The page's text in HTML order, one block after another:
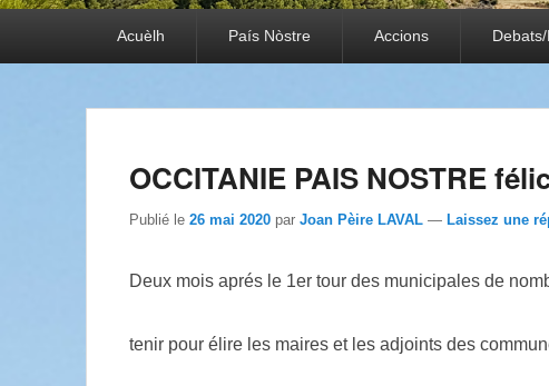
Acuèlh País Nòstre Accions
OCCITANIE PAIS NOSTRE
Publié le 26 mai 2020 par Joan Pèire LAVAL — Laissez une
Deux mois aprés le 1er tour des municipales de
tenir pour élire les maires et les adjoints des